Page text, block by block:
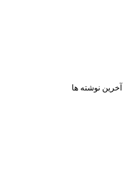
آخرین نوشته ها